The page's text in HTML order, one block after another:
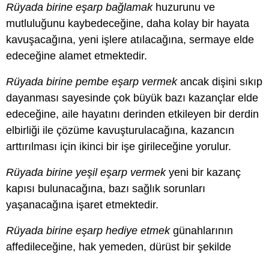
Rüyada birine eşarp bağlamakhuzurunu ve
mutluluğunu kaybedeceğine, daha kolay bir hayata
kavuşacağına, yeni işlere atılacağına, sermaye elde
edeceğine alamet etmektedir.
Rüyada birine pembe eşarp vermekancak dişini sıkıp
dayanması sayesinde çok büyük bazı kazançlar elde
edeceğine, aile hayatını derinden etkileyen bir derdin
elbirliği ile çözüme kavuşturulacağına, kazancın
arttırılması için ikinci bir işe girileceğine yorulur.
Rüyada birine yeşil eşarp vermekyeni bir kazanç
kapısı bulunacağına, bazı sağlık sorunları
yaşanacağına işaret etmektedir.
Rüyada birine eşarp hediye etmekgünahlarının
affedileceğine, hak yemeden, dürüst bir şekilde